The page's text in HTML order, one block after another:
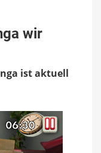
wir
ist aktuell